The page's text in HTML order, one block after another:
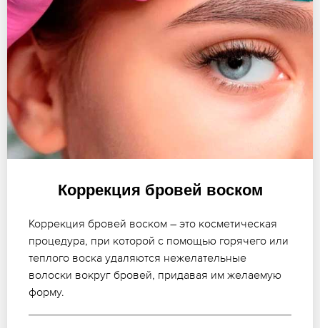
Коррекция бровей воском
Коррекция бровей воском – это косметическая
процедура, при которой с помощью горячего или
теплого воска удаляются нежелательные
волоски вокруг бровей, придавая им желаемую
форму.